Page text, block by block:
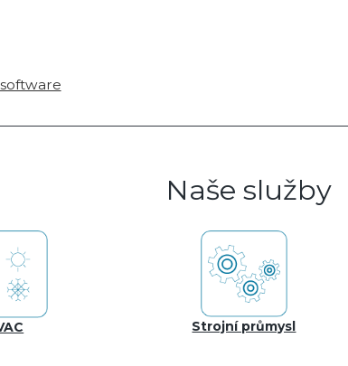
Naše služby
Strojní průmysl